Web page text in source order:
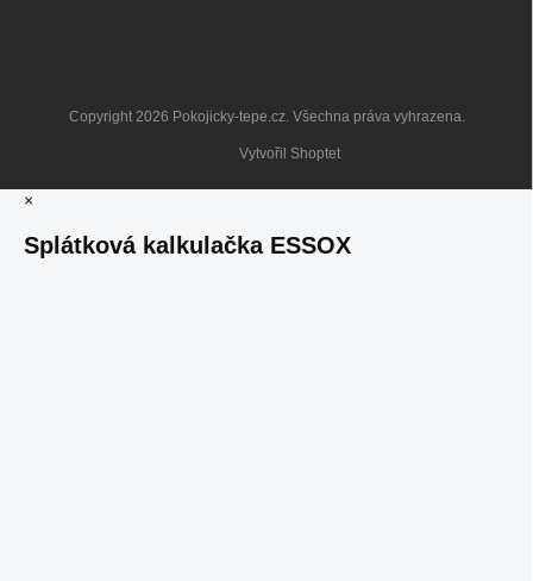
Vytvořil Shoptet
Copyright 2026 Pokojicky-tepe.cz. Všechna práva vyhrazena.
×
Splátková kalkulačka ESSOX